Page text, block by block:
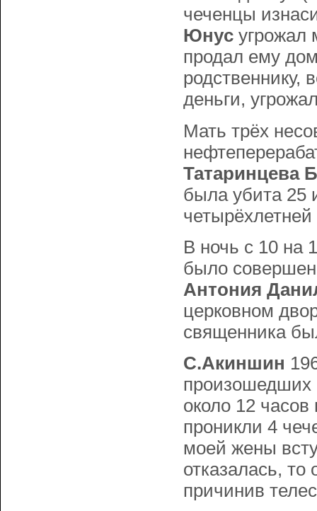
чеченцы
Юнyсугрожал
продал ему
родственнику,
деньги,
Мать трёх
Татаринцева
была убита 25
В ночь с 10 на
было
Антония
церковном
священника
С.Акиншин
произошедших
около 12 часов
проникли 4
моей жены
отказалась,
причинив